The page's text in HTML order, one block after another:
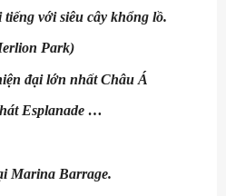
với siêu cây khổng lồ.
Park)
đại lớn nhất Châu Á
Esplanade …
Marina Barrage.